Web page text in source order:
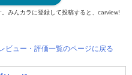
みんカラに登録して投稿すると、carview!
ビュー・評価一覧のページに戻る